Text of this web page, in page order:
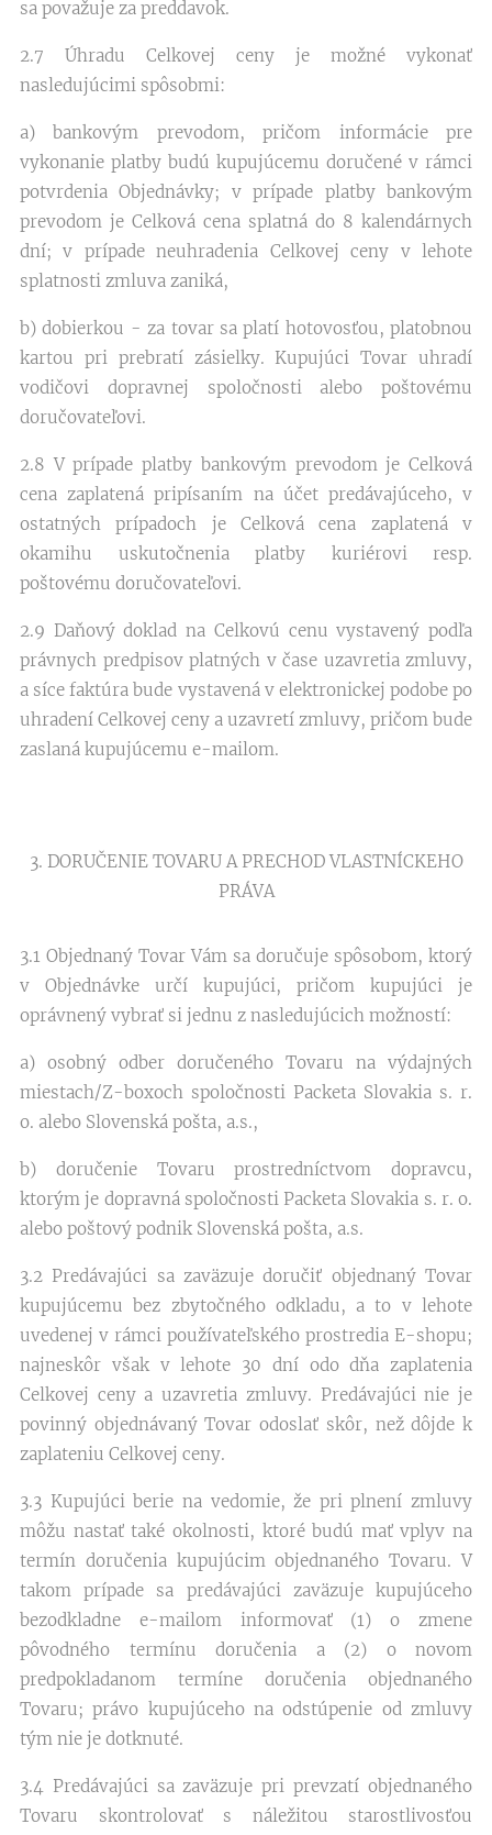
sa považuje za preddavok.
2.7 Úhradu Celkovej ceny je možné vykonať
nasledujúcimi spôsobmi:
a) bankovým prevodom, pričom informácie pre
vykonanie platby budú kupujúcemu doručené v rámci
potvrdenia Objednávky; v prípade platby bankovým
prevodom je Celková cena splatná do 8 kalendárnych
dní; v prípade neuhradenia Celkovej ceny v lehote
splatnosti zmluva zaniká,
b) dobierkou - za tovar sa platí hotovosťou, platobnou
kartou pri prebratí zásielky. Kupujúci Tovar uhradí
vodičovi dopravnej spoločnosti alebo poštovému
doručovateľovi.
2.8 V prípade platby bankovým prevodom je Celková
cena zaplatená pripísaním na účet predávajúceho, v
ostatných prípadoch je Celková cena zaplatená v
okamihu uskutočnenia platby kuriérovi resp.
poštovému doručovateľovi.
2.9 Daňový doklad na Celkovú cenu vystavený podľa
právnych predpisov platných v čase uzavretia zmluvy,
a síce faktúra bude vystavená v elektronickej podobe po
uhradení Celkovej ceny a uzavretí zmluvy, pričom bude
zaslaná kupujúcemu e-mailom.
3. DORUČENIE TOVARU A PRECHOD VLASTNÍCKEHO
PRÁVA
3.1 Objednaný Tovar Vám sa doručuje spôsobom, ktorý
v Objednávke určí kupujúci, pričom kupujúci je
oprávnený vybrať si jednu z nasledujúcich možností:
a) osobný odber doručeného Tovaru na výdajných
miestach/Z-boxoch spoločnosti Packeta Slovakia s. r.
o. alebo Slovenská pošta, a.s.,
b) doručenie Tovaru prostredníctvom dopravcu,
ktorým je dopravná spoločnosti Packeta Slovakia s. r. o.
alebo poštový podnik Slovenská pošta, a.s.
3.2 Predávajúci sa zaväzuje doručiť objednaný Tovar
kupujúcemu bez zbytočného odkladu, a to v lehote
uvedenej v rámci používateľského prostredia E-shopu;
najneskôr však v lehote 30 dní odo dňa zaplatenia
Celkovej ceny a uzavretia zmluvy. Predávajúci nie je
povinný objednávaný Tovar odoslať skôr, než dôjde k
zaplateniu Celkovej ceny.
3.3 Kupujúci berie na vedomie, že pri plnení zmluvy
môžu nastať také okolnosti, ktoré budú mať vplyv na
termín doručenia kupujúcim objednaného Tovaru. V
takom prípade sa predávajúci zaväzuje kupujúceho
bezodkladne e-mailom informovať (1) o zmene
pôvodného termínu doručenia a (2) o novom
predpokladanom termíne doručenia objednaného
Tovaru; právo kupujúceho na odstúpenie od zmluvy
tým nie je dotknuté.
3.4 Predávajúci sa zaväzuje pri prevzatí objednaného
Tovaru skontrolovať s náležitou starostlivosťou